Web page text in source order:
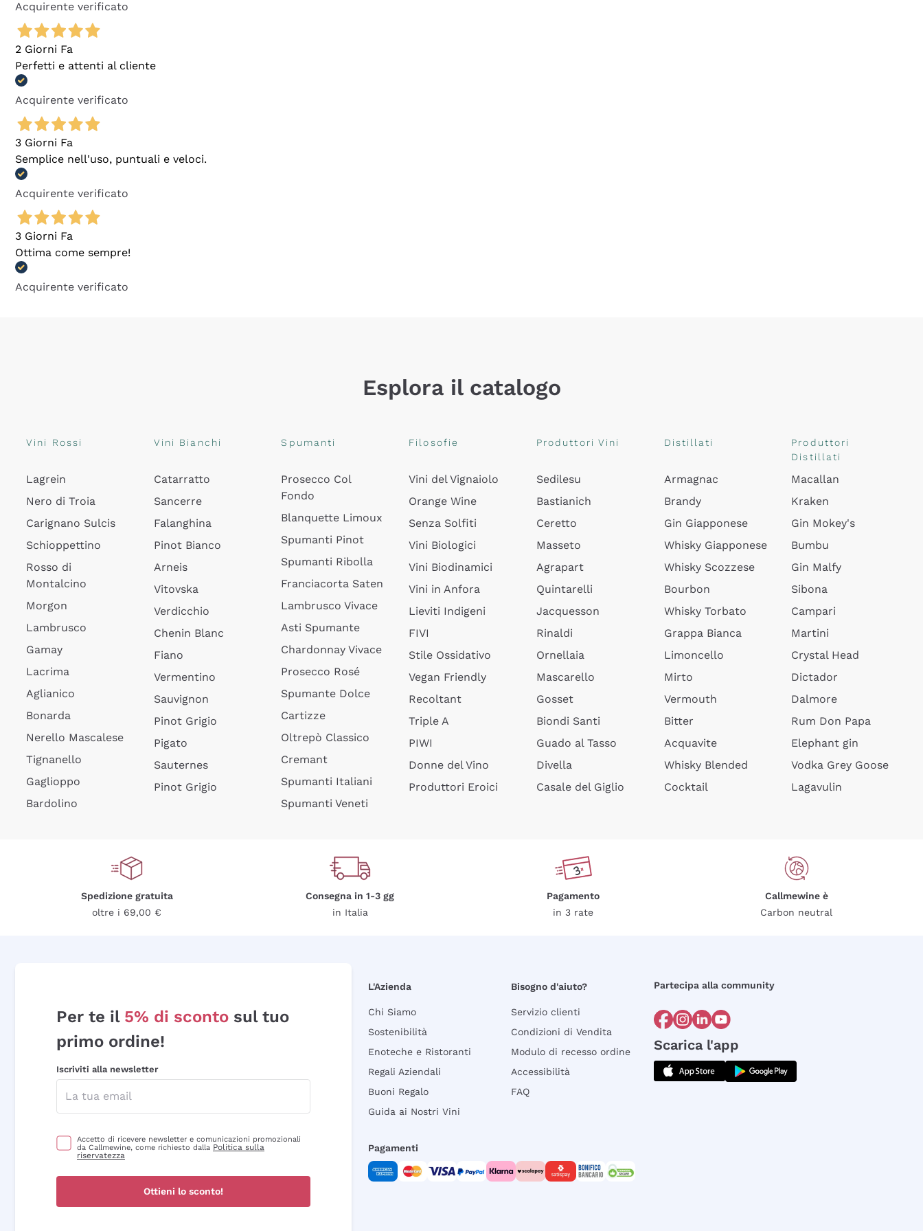
Acquirente verificato
2 Giorni Fa
Perfetti e attenti al cliente
Acquirente verificato
3 Giorni Fa
Semplice nell'uso, puntuali e veloci.
Acquirente verificato
3 Giorni Fa
Ottima come sempre!
Acquirente verificato
Esplora il catalogo
Vini Rossi
Lagrein
Nero di Troia
Carignano Sulcis
Schioppettino
Rosso di
Montalcino
Morgon
Lambrusco
Gamay
Lacrima
Aglianico
Bonarda
Nerello Mascalese
Tignanello
Gaglioppo
Bardolino
Vini Bianchi
Catarratto
Sancerre
Falanghina
Pinot Bianco
Arneis
Vitovska
Verdicchio
Chenin Blanc
Fiano
Vermentino
Sauvignon
Pinot Grigio
Pigato
Sauternes
Pinot Grigio
Spumanti
Prosecco Col
Fondo
Blanquette Limoux
Spumanti Pinot
Spumanti Ribolla
Franciacorta Saten
Lambrusco Vivace
Asti Spumante
Chardonnay Vivace
Prosecco Rosé
Spumante Dolce
Cartizze
Oltrepò Classico
Cremant
Spumanti Italiani
Spumanti Veneti
Filosofie
Vini del Vignaiolo
Orange Wine
Senza Solfiti
Vini Biologici
Vini Biodinamici
Vini in Anfora
Lieviti Indigeni
FIVI
Stile Ossidativo
Vegan Friendly
Recoltant
Triple A
PIWI
Donne del Vino
Produttori Eroici
Produttori Vini
Sedilesu
Bastianich
Ceretto
Masseto
Agrapart
Quintarelli
Jacquesson
Rinaldi
Ornellaia
Mascarello
Gosset
Biondi Santi
Guado al Tasso
Divella
Casale del Giglio
Distillati
Armagnac
Brandy
Gin Giapponese
Whisky Giapponese
Whisky Scozzese
Bourbon
Whisky Torbato
Grappa Bianca
Limoncello
Mirto
Vermouth
Bitter
Acquavite
Whisky Blended
Cocktail
Produttori
Distillati
Macallan
Kraken
Gin Mokey's
Bumbu
Gin Malfy
Sibona
Campari
Martini
Crystal Head
Dictador
Dalmore
Rum Don Papa
Elephant gin
Vodka Grey Goose
Lagavulin
Spedizione gratuita
oltre i 69,00 €
Consegna in 1-3 gg
in Italia
Pagamento
in 3 rate
Callmewine è
Carbon neutral
Per te il 5% di sconto sul tuo
primo ordine!
Iscriviti alla newsletter
Accetto di ricevere newsletter e comunicazioni promozionali
da Callmewine, come richiesto dalla Politica sulla
riservatezza
Ottieni lo sconto!
L'Azienda
Chi Siamo
Sostenibilità
Enoteche e Ristoranti
Regali Aziendali
Buoni Regalo
Guida ai Nostri Vini
Bisogno d'aiuto?
Servizio clienti
Condizioni di Vendita
Modulo di recesso ordine
Accessibilità
FAQ
Partecipa alla community
Scarica l'app
Pagamenti